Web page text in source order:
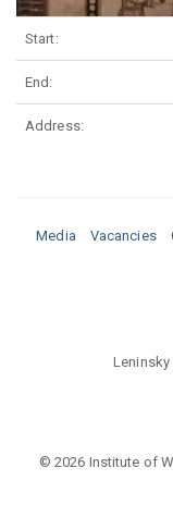
Start:
End:
Address:
Media Vacancies
Leninsky
© 2026 Institute of